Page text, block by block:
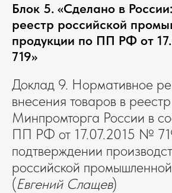
Блок 5. «Сделано в
реестр российской
продукции по ПП РФ от
719»
Доклад 9. Нормативное
внесения товаров в реестр
Минпромторга России в
ПП РФ от 17.07.2015 №
подтверждении
российской
(Евгений Слащев)